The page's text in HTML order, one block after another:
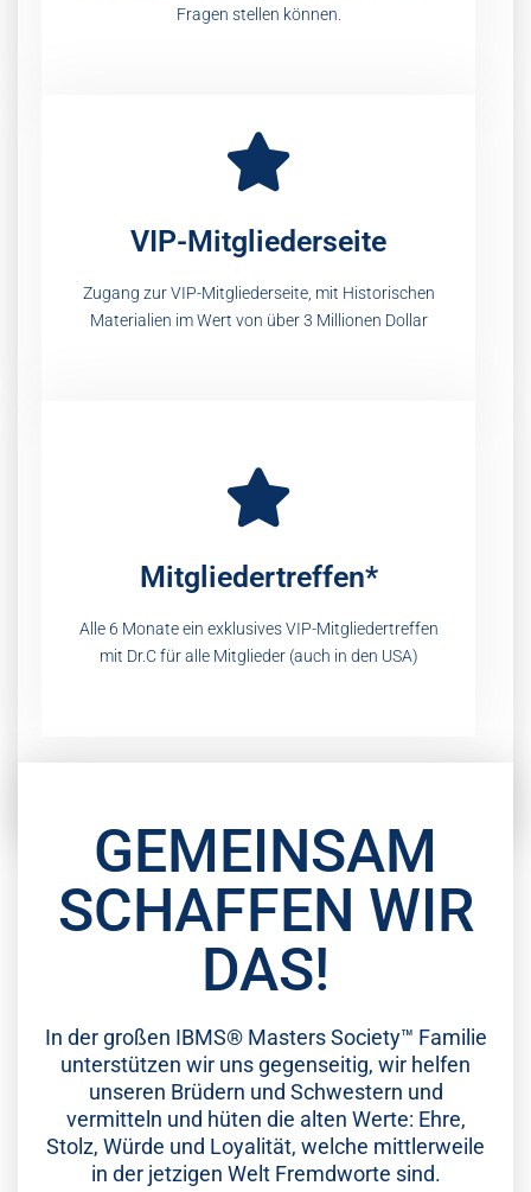
Fragen stellen können.
VIP-Mitgliederseite
Zugang zur VIP-Mitgliederseite, mit Historischen
Materialien im Wert von über 3 Millionen Dollar
Mitgliedertreffen*
Alle 6 Monate ein exklusives VIP-Mitgliedertreffen
mit Dr.C für alle Mitglieder (auch in den USA)
GEMEINSAM
SCHAFFEN WIR
DAS!
In der großen IBMS® Masters Society™ Familie
unterstützen wir uns gegenseitig, wir helfen
unseren Brüdern und Schwestern und
vermitteln und hüten die alten Werte: Ehre,
Stolz, Würde und Loyalität, welche mittlerweile
in der jetzigen Welt Fremdworte sind.